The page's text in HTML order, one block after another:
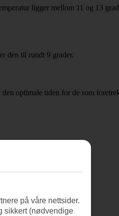
ligger mellom 11 og 13
den til rundt 9 grader.
optimale tiden for de som
på våre nettsider.
sikkert (nødvendige